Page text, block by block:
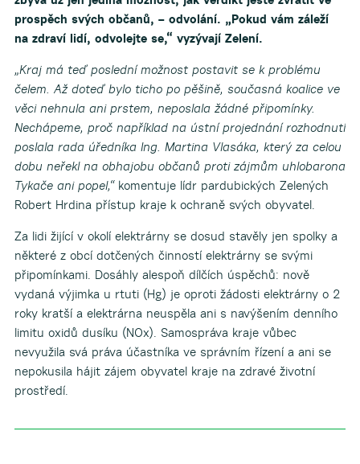
prospěch svých občanů, – odvolání. „Pokud vám záleží
na zdraví lidí, odvolejte se,“ vyzývají Zelení.
„Kraj má teď poslední možnost postavit se k problému
čelem. Až doteď bylo ticho po pěšině, současná koalice ve
věci nehnula ani prstem, neposlala žádné připomínky.
Nechápeme, proč například na ústní projednání rozhodnutí
poslala rada úředníka Ing. Martina Vlasáka, který za celou
dobu neřekl na obhajobu občanů proti zájmům uhlobarona
Tykače ani popel,“komentuje lídr pardubických Zelených
Robert Hrdina přístup kraje k ochraně svých obyvatel.
Za lidi žijící v okolí elektrárny se dosud stavěly jen spolky a
některé z obcí dotčených činností elektrárny se svými
připomínkami. Dosáhly alespoň dílčích úspěchů: nově
vydaná výjimka u rtuti (Hg) je oproti žádosti elektrárny o 2
roky kratší a elektrárna neuspěla ani s navýšením denního
limitu oxidů dusíku (NOx). Samospráva kraje vůbec
nevyužila svá práva účastníka ve správním řízení a ani se
nepokusila hájit zájem obyvatel kraje na zdravé životní
prostředí.